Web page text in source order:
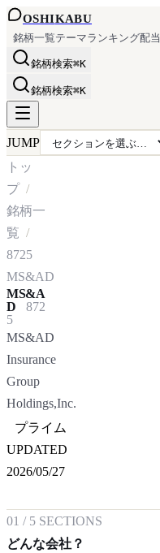
OSHIKABU
銘柄一覧テーマランキング配当
銘柄検索⌘K
銘柄検索⌘K
JUMP
トッ
プ
銘柄一
覧
8725
MS&AD
MS&A
D
872
5
MS&AD
Insurance
Group
Holdings,Inc.
プライム
UPDATED
2026/05/27
01 / 5 SECTIONS
どんな会社？